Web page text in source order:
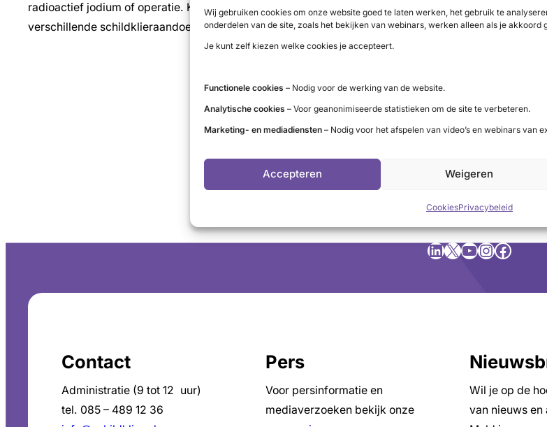
Wij gebruiken cookies om onze website goed te laten werken, het gebruik te
onderdelen van de site, zoals het bekijken van webinars, werken alleen als je akkoord
Je kunt zelf kiezen welke cookies je accepteert.
Functionele cookies – Nodig voor de werking van de website.
Analytische cookies – Voor geanonimiseerde statistieken om de site te verbeteren.
Marketing- en mediadiensten – Nodig voor het afspelen van video’s en webinars van
Accepteren Weigeren
CookiesPrivacybeleid
radioactief jodium of operatie. Klik in de rechterkolom om meer te lezen over de behandelingen bij
verschillende schildklieraandoeningen als gevolg van een snel werkende schildklier.
LinkedIn
X YouTube
Contact
Administratie (9 tot 12 uur)
tel. 085 – 489 12 36
Pers
Voor persinformatie en
mediaverzoeken bekijk onze
Wil je op de
van nieuws